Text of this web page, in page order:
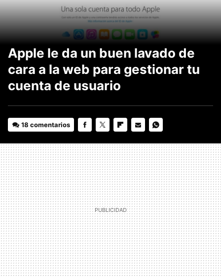
Apple le da un buen lavado de
cara a la web para gestionar tu
cuenta de usuario
18 comentarios
MAIL